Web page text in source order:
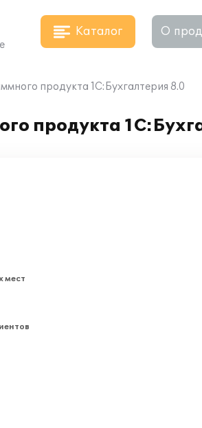
Каталог О
продукта 1C:Бухгалтерия 8.0
продукта
мест